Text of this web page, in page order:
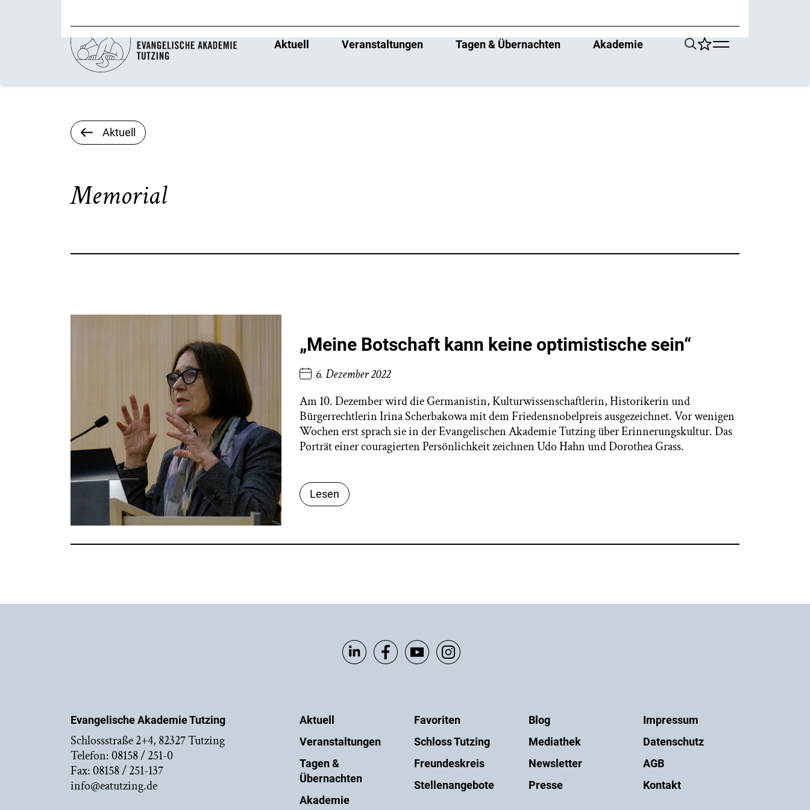
Aktuell Veranstaltungen Tagen & Übernachten Akademie
Aktuell
Memorial
„Meine Botschaft kann keine optimistische sein“
6. Dezember 2022
Am 10. Dezember wird die Germanistin, Kulturwissenschaftlerin, Historikerin und
Bürgerrechtlerin Irina Scherbakowa mit dem Friedensnobelpreis ausgezeichnet. Vor wenigen
Wochen erst sprach sie in der Evangelischen Akademie Tutzing über Erinnerungskultur. Das
Porträt einer couragierten Persönlichkeit zeichnen Udo Hahn und Dorothea Grass.
Lesen
Evangelische Akademie Tutzing
Schlossstraße 2+4, 82327 Tutzing
Telefon: 08158 / 251-0
Fax: 08158 / 251-137
info@eatutzing.de
Aktuell
Veranstaltungen
Tagen &
Übernachten
Akademie
Favoriten
Schloss Tutzing
Freundeskreis
Stellenangebote
Blog
Mediathek
Newsletter
Presse
Impressum
Datenschutz
AGB
Kontakt